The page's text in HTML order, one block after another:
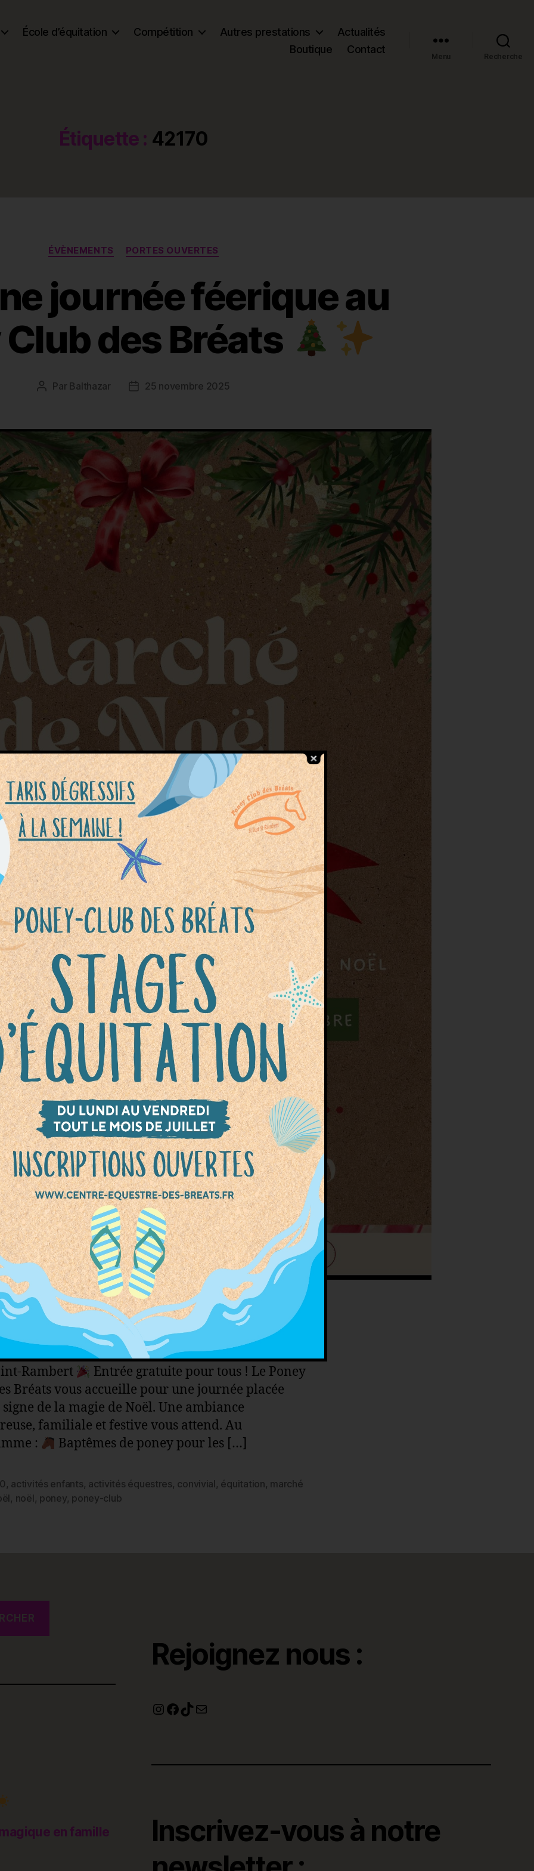
École d’équitation Compétition Autres prestations
Actualités
Boutique
Contact
Menu Recherche
Étiquette : 42170
Catégories
ÉVÈNEMENTS PORTES OUVERTES
journée féerique au
des Bréats
Auteur
Par Balthazar
Date25 novembre 2025
14 décembre 2025
De 10h30 à 17h00
des Bréats – Chemin des Bréats – 42170 Saint-
Rambert
Entrée gratuite pour tous ! Le Poney
Bréats vous accueille pour une journée placée
signe de la magie de Noël. Une ambiance
familiale et festive vous attend. Au
:
Baptêmes de poney pour les […]
, activités enfants, activités équestres, convivial , équitation, marché
, noël , poney, poney-club
en famille
Rejoignez nous :
Instagram
Facebook
TikTok
E-mail
Inscrivez-vous à notre